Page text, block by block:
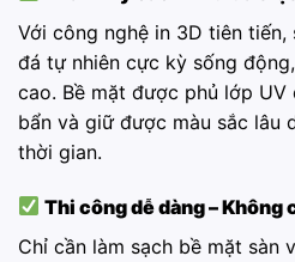
Với công nghệ in 3D tiên tiến,
đá tự nhiên cực kỳ sống
cao. Bề mặt được phủ lớp
bẩn và giữ được màu sắc lâu
thời gian.
Thi công dễ dàng – Không
Chỉ cần làm sạch bề mặt sàn